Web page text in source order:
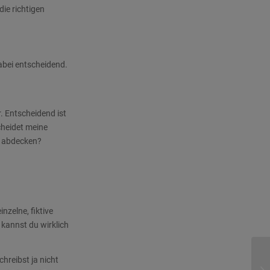
richtigen
entscheidend.
Entscheidend ist
meine
fiktive
du wirklich
ja nicht